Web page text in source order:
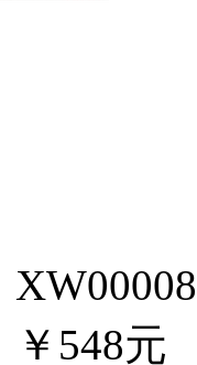
￥548元